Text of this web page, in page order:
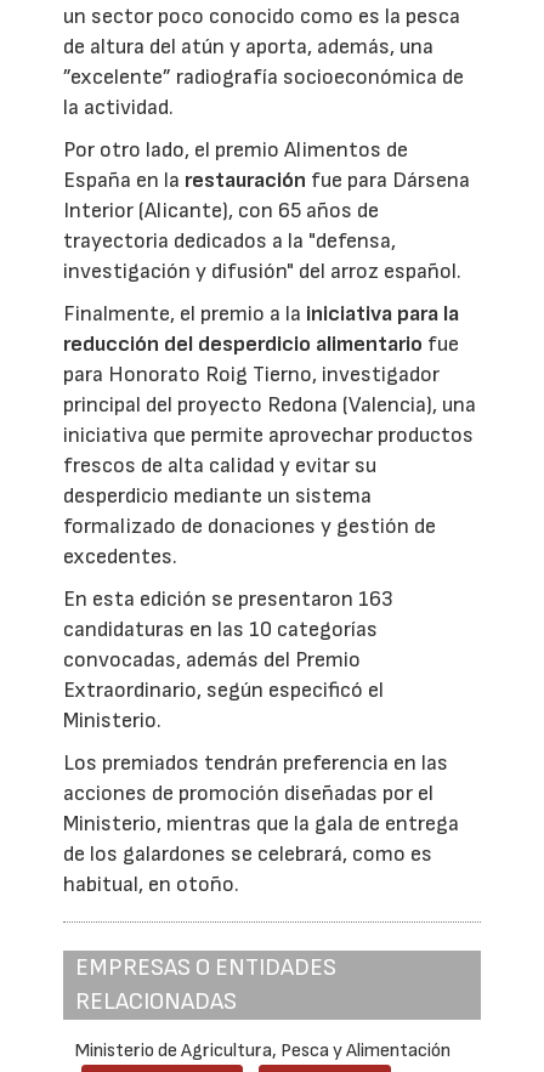
un sector poco conocido como es la pesca
de altura del atún y aporta, además, una
”excelente” radiografía socioeconómica de
la actividad.
Por otro lado, el premio Alimentos de
España en la restauración fue para Dársena
Interior (Alicante), con 65 años de
trayectoria dedicados a la "defensa,
investigación y difusión" del arroz español.
Finalmente, el premio a la iniciativa para la
reducción del desperdicio alimentario fue
para Honorato Roig Tierno, investigador
principal del proyecto Redona (Valencia), una
iniciativa que permite aprovechar productos
frescos de alta calidad y evitar su
desperdicio mediante un sistema
formalizado de donaciones y gestión de
excedentes.
En esta edición se presentaron 163
candidaturas en las 10 categorías
convocadas, además del Premio
Extraordinario, según especificó el
Ministerio.
Los premiados tendrán preferencia en las
acciones de promoción diseñadas por el
Ministerio, mientras que la gala de entrega
de los galardones se celebrará, como es
habitual, en otoño.
EMPRESAS O ENTIDADES
RELACIONADAS
Ministerio de Agricultura, Pesca y Alimentación